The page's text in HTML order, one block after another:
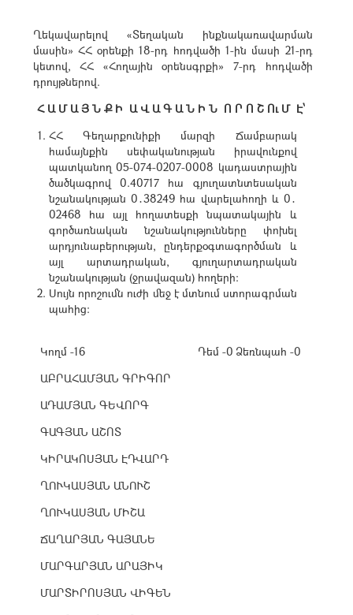
Ղեկավարելով «Տեղական ինքնակառավարման
մասին» ՀՀ օրենքի 18-րդ հոդվածի 1-ին մասի 21-րդ
կետով, ՀՀ «Հողային օրենսգրքի» 7-րդ հոդվածի
դրույթներով.
Հ Ա Մ Ա Յ Ն Ք Ի Ա Վ Ա Գ Ա Ն Ի Ն Ո Ր Ո Շ Ու Մ Է՝
ՀՀ Գեղարքունիքի մարզի Ճամբարակ
համայնքին սեփականության իրավունքով
պատկանող 05-074-0207-0008 կադաստրային
ծածկագրով 0.40717 հա գյուղատնտեսական
նշանակության 0․38249 հա վարելահողի և 0․
02468 հա այլ հողատեսքի նպատակային և
գործառնական նշանակությունները փոխել
արդյունաբերության, ընդերքօգտագործման և
այլ արտադրական, գյուղարտադրական
նշանակության (ջրավազան) հողերի:
Սույն որոշումն ուժի մեջ է մտնում ստորագրման
պահից:
Կողմ -16
ԱԲՐԱՀԱՄՅԱՆ ԳՐԻԳՈՐ
ԱԴԱՄՅԱՆ ԳԵՎՈՐԳ
ԳԱԳՅԱՆ ԱՇՈՏ
ԿԻՐԱԿՈՍՅԱՆ ԷԴՎԱՐԴ
ՂՈՒԿԱՍՅԱՆ ԱՆՈՒՇ
ՂՈՒԿԱՍՅԱՆ ՄԻՇԱ
ՃԱՂԱՐՅԱՆ ԳԱՅԱՆԵ
ՄԱՐԳԱՐՅԱՆ ԱՐԱՅԻԿ
ՄԱՐՏԻՐՈՍՅԱՆ ՎԻԳԵՆ
Դեմ -0 Ձեռնպահ -0